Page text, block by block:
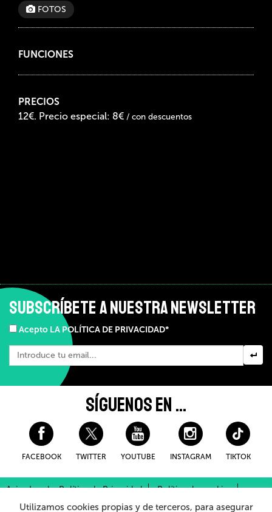
FOTOS
FUNCIONES
PRECIOS
12€. Precio especial: 8€ / con descuentos
SUBSCRÍBETE A NUESTRA NEWSLETTER
Acepto LA POLÍTICA DE PRIVACIDAD*
SÍGUENOS EN ...
FACEBOOK TWITTER YOUTUBE INSTAGRAM TIKTOK
Aviso Legal y Política de Privacidad
Política de cookies
Condiciones Generales de Compra
Utilizamos cookies propias y de terceros, para asegurar